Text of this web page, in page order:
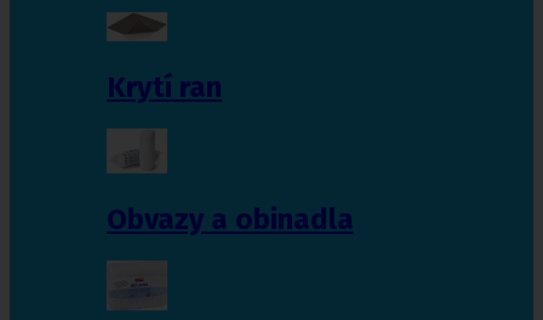
Krytí ran
Obvazy a obinadla